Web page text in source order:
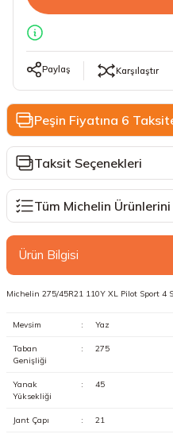
Paylaş Karşılaştır
Peşin Fiyatına 6
Taksit Seçenekleri
Tüm Michelin
Ürün Bilgisi
Michelin 275/45R21 110Y XL Pilot Sport 4
Mevsim : Yaz
Taban
Genişliği
: 275
Yanak
Yüksekliği
: 45
Jant Çapı : 21